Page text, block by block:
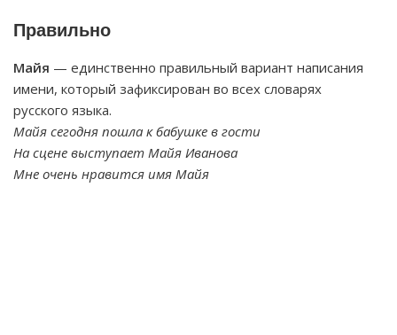
Правильно
Майя — единственно правильный вариант написания
имени, который зафиксирован во всех словарях
русского языка.
Майя сегодня пошла к бабушке в гости
На сцене выступает Майя Иванова
Мне очень нравится имя Майя